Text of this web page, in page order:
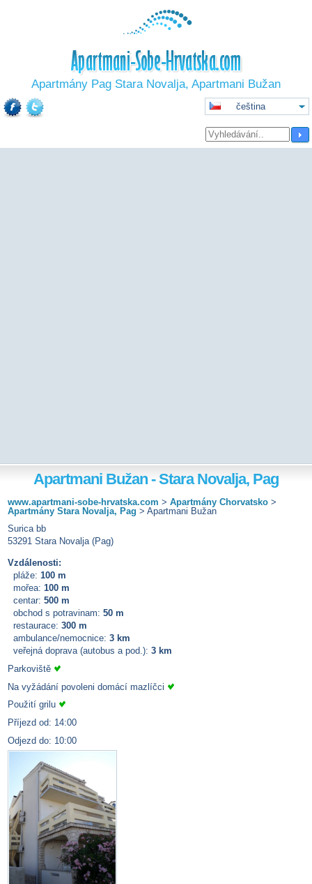
Apartmány Pag Stara Novalja, Apartmani Bužan
čeština
Apartmani Bužan - Stara Novalja, Pag
www.apartmani-sobe-hrvatska.com > Apartmány Chorvatsko >
Apartmány Stara Novalja, Pag > Apartmani Bužan
Surica bb
53291 Stara Novalja (Pag)
Vzdálenosti:
pláže: 100 m
mořea: 100 m
centar: 500 m
obchod s potravinam: 50 m
restaurace: 300 m
ambulance/nemocnice: 3 km
veřejná doprava (autobus a pod.): 3 km
Parkoviště
Na vyžádání povoleni domácí mazlíčci
Použití grilu
Příjezd od: 14:00
Odjezd do: 10:00